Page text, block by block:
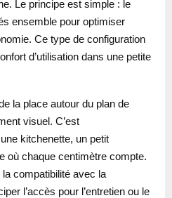
Le principe est simple : le
ensemble pour optimiser
Ce type de configuration
d’utilisation dans une petite
la place autour du plan de
visuel. C’est
kitchenette, un petit
où chaque centimètre compte.
compatibilité avec la
l’accès pour l’entretien ou le